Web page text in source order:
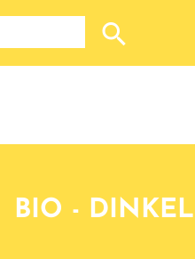
Search store
BIO -